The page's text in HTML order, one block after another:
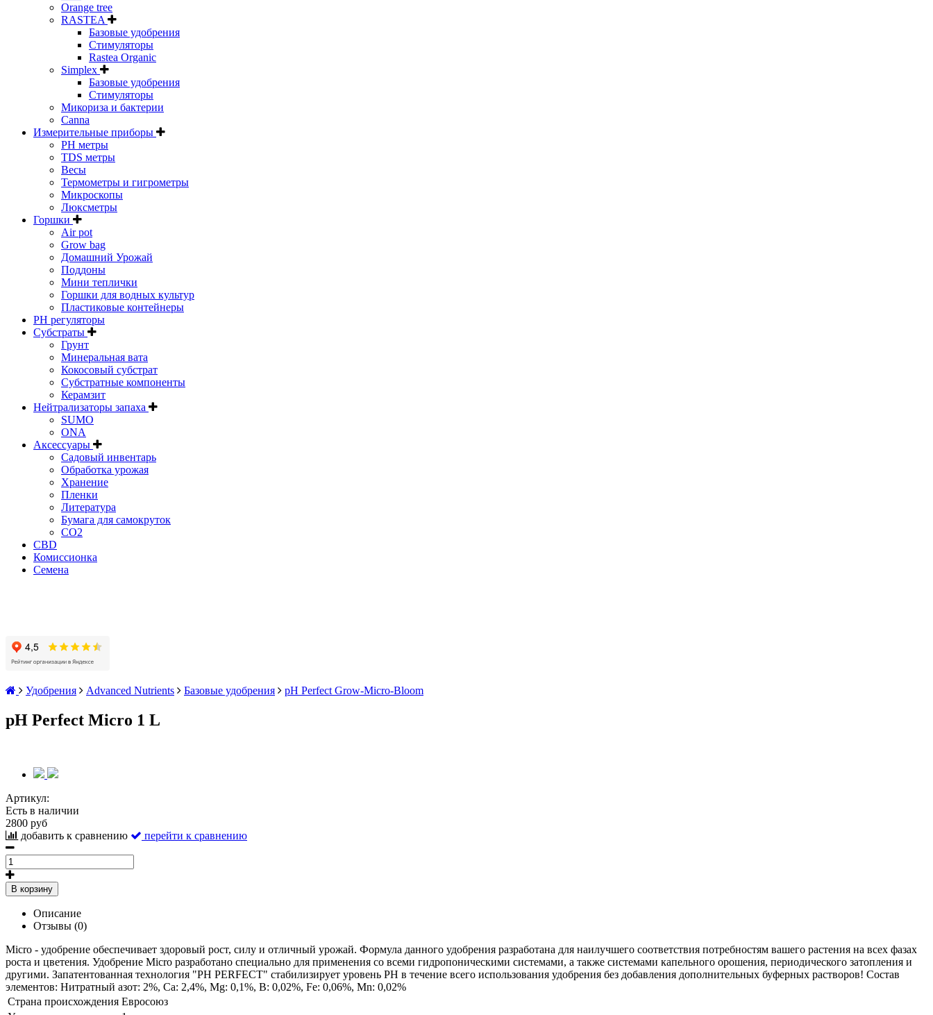
Orange tree
RASTEA
Базовые удобрения
Стимуляторы
Rastea Organic
Simplex
Базовые удобрения
Стимуляторы
Микориза и бактерии
Canna
Измерительные приборы
PH метры
TDS метры
Весы
Термометры и гигрометры
Микроскопы
Люксметры
Горшки
Air pot
Grow bag
Домашний Урожай
Поддоны
Мини теплички
Горшки для водных культур
Пластиковые контейнеры
PH регуляторы
Субстраты
Грунт
Минеральная вата
Кокосовый субстрат
Субстратные компоненты
Керамзит
Нейтрализаторы запаха
SUMO
ONA
Аксессуары
Садовый инвентарь
Обработка урожая
Хранение
Пленки
Литература
Бумага для самокруток
CO2
CBD
Комисcионка
Семена
Удобрения Advanced Nutrients Базовые удобрения pH Perfect Grow-Micro-Bloom
pH Perfect Micro 1 L
Артикул:
Есть в наличии
2800 руб
добавить к сравнению
перейти к сравнению
В корзину
Описание
Отзывы (0)
Micro - удобрение обеспечивает здоровый рост, силу и отличный урожай. Формула данного удобрения разработана для наилучшего соответствия потребностям вашего растения на всех фазах
роста и цветения. Удобрение Micro разработано специально для применения со всеми гидропоническими системами, а также системами капельного орошения, периодического затопления и
другими. Запатентованная технология "РН PERFECT" стабилизирует уровень РН в течение всего использования удобрения без добавления дополнительных буферных растворов! Состав
элементов: Нитратный азот: 2%, Ca: 2,4%, Mg: 0,1%, B: 0,02%, Fe: 0,06%, Mn: 0,02%
Страна происхождения Евросоюз